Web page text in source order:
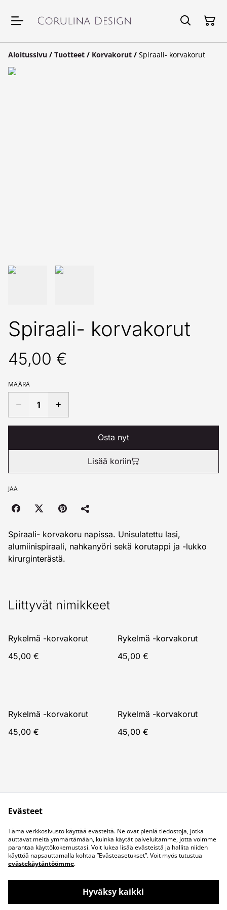
Aloitussivu / Tuotteet / Korvakorut / Spiraali- korvakorut
Spiraali- korvakorut
45,00 €
MÄÄRÄ
Osta nyt
Lisää koriin
JAA
Spiraali- korvakoru napissa. Unisulatettu lasi,
alumiinispiraali, nahkanyöri sekä korutappi ja -lukko
kirurginterästä.
Liittyvät nimikkeet
Rykelmä -korvakorut
45,00 €
Rykelmä -korvakorut
45,00 €
Rykelmä -korvakorut
45,00 €
Rykelmä -korvakorut
45,00 €
Juridiset ehdot
Tietosuojakäytäntö
Evästekäytäntö
Ota yhteyttä
©2026Corulina Design
Evästeet
Tämä verkkosivusto käyttää evästeitä. Ne ovat pieniä tiedostoja, jotka
auttavat meitä ymmärtämään, kuinka käytät palveluitamme, jotta voimme
parantaa käyttökokemustasi. Voit lukea lisää evästeistä ja hallita niiden
käyttöä napsauttamalla kohtaa ”Evästeasetukset”. Voit myös tutustua
evästekäytäntöömme.
Hyväksy kaikki